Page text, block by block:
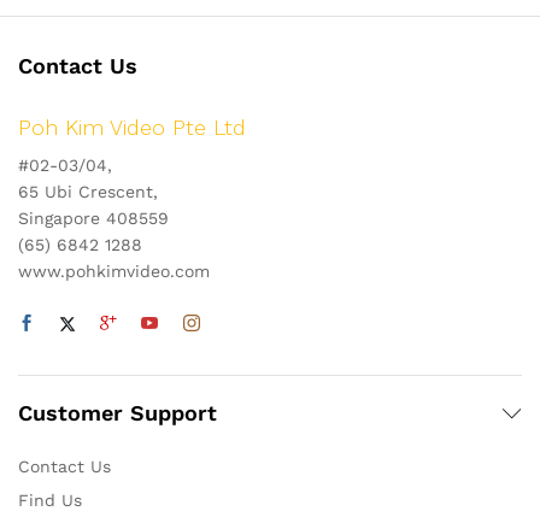
Contact Us
Poh Kim Video Pte Ltd
#02-03/04,
65 Ubi Crescent,
Singapore 408559
(65) 6842 1288
www.pohkimvideo.com
Customer Support
Contact Us
Find Us